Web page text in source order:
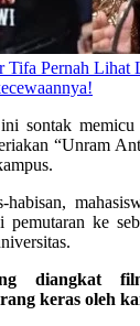
Pernah Lihat
sontak memicu
“Unram
pemutaran ke
diangkat
keras oleh